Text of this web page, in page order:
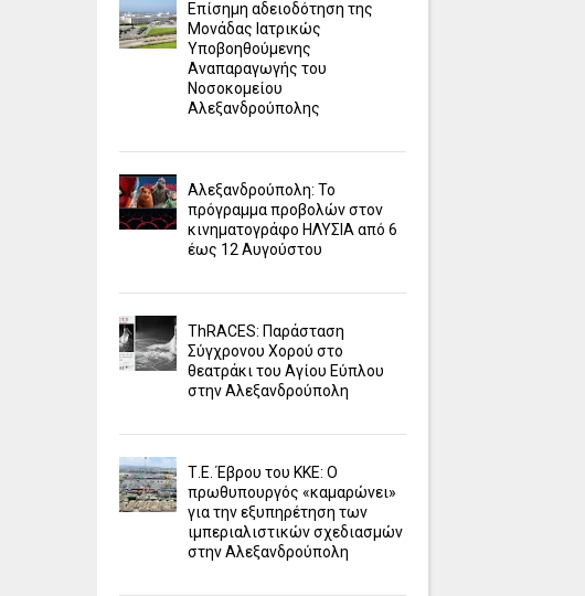
Επίσημη αδειοδότηση της
Μονάδας Ιατρικώς
Υποβοηθούμενης
Αναπαραγωγής του
Νοσοκομείου
Αλεξανδρούπολης
Αλεξανδρούπολη: Το
πρόγραμμα προβολών στον
κινηματογράφο ΗΛΥΣΙΑ από 6
έως 12 Αυγούστου
ΤhRACES: Παράσταση
Σύγχρονου Χορού στο
θεατράκι του Αγίου Εύπλου
στην Αλεξανδρούπολη
Τ.Ε. Έβρου του ΚΚΕ: Ο
πρωθυπουργός «καμαρώνει»
για την εξυπηρέτηση των
ιμπεριαλιστικών σχεδιασμών
στην Αλεξανδρούπολη